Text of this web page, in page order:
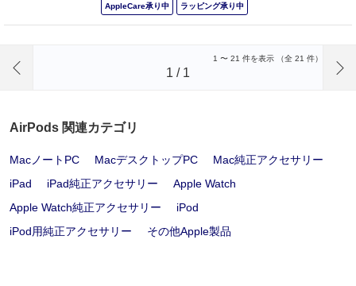
AppleCare承り中 ラッピング承り中
1 〜 21 件を表示 （全 21 件）
1 / 1
AirPods 関連カテゴリ
MacノートPC MacデスクトップPC
Mac純正アクセサリー
iPad
iPad純正アクセサリー
Apple Watch
Apple Watch純正アクセサリー
iPod
iPod用純正アクセサリー
その他Apple製品